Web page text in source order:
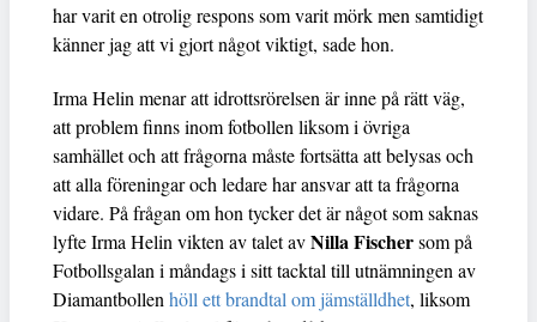
har varit en otrolig respons som varit mörk men samtidigt
känner jag att vi gjort något viktigt, sade hon.
Irma Helin menar att idrottsrörelsen är inne på rätt väg,
att problem finns inom fotbollen liksom i övriga
samhället och att frågorna måste fortsätta att belysas och
att alla föreningar och ledare har ansvar att ta frågorna
vidare. På frågan om hon tycker det är något som saknas
lyfte Irma Helin vikten av talet avNilla Fischersom på
Fotbollsgalan i måndags i sitt tacktal till utnämningen av
Diamantbollen höll ett brandtal om jämställdhet, liksom